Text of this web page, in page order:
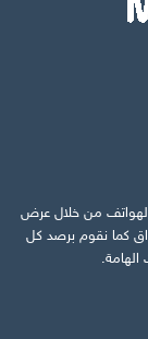
من خلال عرض
كما نقوم برصد كل
الهامة.